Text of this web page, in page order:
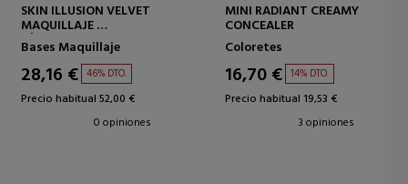
SKIN ILLUSION VELVET
MAQUILLAJE
SÉRUM ACABADO MATE
Bases Maquillaje
28,16 € 46% DTO.
Precio habitual 52,00 €
0 opiniones
MINI RADIANT CREAMY
CONCEALER
Coloretes
16,70 € 14% DTO.
Precio habitual 19,53 €
3 opiniones